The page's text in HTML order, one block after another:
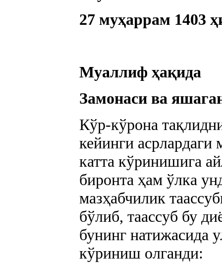
27 муҳаррам 1403
Муаллиф ҳақида
Замонаси ва
Кўр-кўрона
кейинги
катта кўринишига
биронта ҳам ўлка
мазҳабчилик
бўлиб, таассуб бу
бунинг натижасида
кўриниш олганди: